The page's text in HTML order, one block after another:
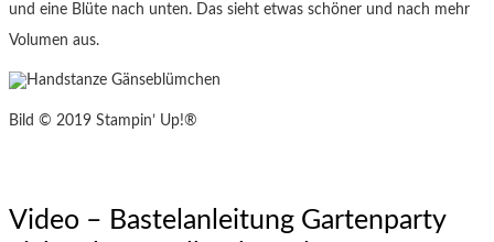
und eine Blüte nach unten. Das sieht etwas schöner und nach mehr
Volumen aus.
Bild © 2019 Stampin’ Up!®
Video – Bastelanleitung Gartenparty